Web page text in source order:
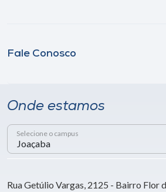
Fale Conosco
Onde estamos
Selecione o campus
Rua Getúlio Vargas, 2125 - Bairro Flor